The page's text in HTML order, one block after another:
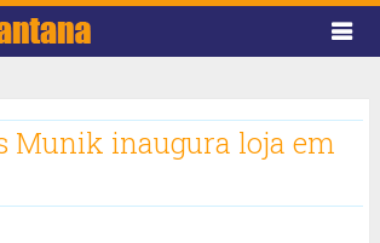
Munik inaugura loja em